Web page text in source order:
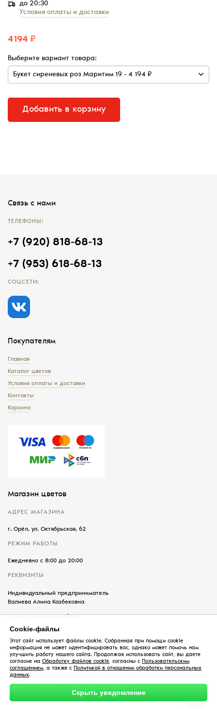
до 20:30
Условия оплаты и доставки
4194 ₽
Выберите вариант товара:
Добавить в корзину
Магазин цветов
АДРЕС МАГАЗИНА
г. Орёл, ул. Октябрьская, 62
РЕЖИМ РАБОТЫ
Ежедневно с 8:00 до 20:00
РЕКВИЗИТЫ
Индивидуальный предприниматель
Валиева Алина Казбековна
Покупателям
Главная
Каталог цветов
Условия оплаты и доставки
Контакты
Корзина
Связь с нами
ТЕЛЕФОНЫ:
+7 (920) 818-68-13
+7 (953) 618-68-13
СОЦСЕТИ:
© 2026, «Б&В» — цветы в Орле
Пользовательское соглашение
Обработка файлов cookie
Cookie-файлы
Этот сайт использует файлы cookie. Собранная при помощи cookie
информация не может идентифицировать вас, однако может помочь нам
улучшить работу нашего сайта. Продолжая использовать сайт, вы даете
согласие на Обработку файлов cookie, согласны с Пользовательским
соглашением, а также с Политикой в отношении обработки персональных
данных.
Скрыть уведомление